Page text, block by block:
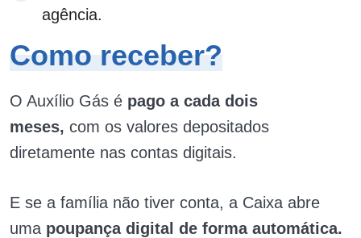
agência.
Como receber?
O Auxílio Gás é pago a cada dois
meses, com os valores depositados
diretamente nas contas digitais.
E se a família não tiver conta, a Caixa abre
uma poupança digital de forma automática.